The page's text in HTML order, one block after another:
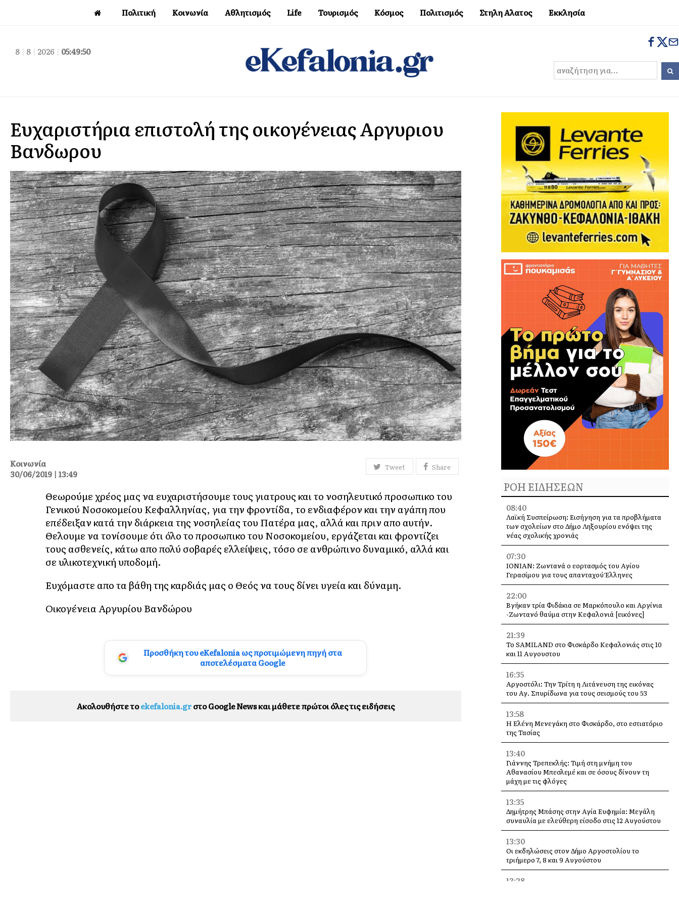
Πολιτική Κοινωνία Αθλητισμός Life Τουρισμός Κόσμος Πολιτισμός Στηλη Αλατος Εκκλησία
8 | 8 | 2026 | 05:49:50
Ευχαριστήρια επιστολή της οικογένειας Αργυριου
Βανδωρου
Tweet Share
Κοινωνία
30/06/2019 | 13:49
Θεωρούμε χρέος μας να ευχαριστήσουμε τους γιατρους και το νοσηλευτικό προσωπικο του
Γενικού Νοσοκομείου Κεφαλληνίας, για την φροντίδα, το ενδιαφέρον και την αγάπη που
επέδειξαν κατά την διάρκεια της νοσηλείας του Πατέρα μας, αλλά και πριν απο αυτήν.
Θελουμε να τονίσουμε ότι όλο το προσωπικο του Νοσοκομείου, εργάζεται και φροντίζει
τους ασθενείς, κάτω απο πολύ σοβαρές ελλείψεις, τόσο σε ανθρώπινο δυναμικό, αλλά και
σε υλικοτεχνική υποδομή.
Ευχόμαστε απο τα βάθη της καρδιάς μας ο Θεός να τους δίνει υγεία και δύναμη.
Οικογένεια Αργυρίου Βανδώρου
Προσθήκη του eKefalonia ως προτιμώμενη πηγή στα
αποτελέσματα Google
Ακολουθήστε τοekefalonia.grστο Google News και μάθετε πρώτοι όλες τις ειδήσεις
ΡΟΗ ΕΙΔΗΣΕΩΝ
08:40
Λαϊκή Συσπείρωση: Εισήγηση για τα προβλήματα
των σχολείων στο Δήμο Ληξουρίου ενόψει της
νέας σχολικής χρονιάς
07:30
IONIAN: Ζωντανά o εορτασμός του Αγίου
Γερασίμου για τους απανταχού Έλληνες
22:00
Βγήκαν τρία Φιδάκια σε Μαρκόπουλο και Αργίνια
-Ζωντανό θαύμα στην Κεφαλονιά [εικόνες]
21:39
Το SAMILAND στο Φισκάρδο Κεφαλονιάς στις 10
και 11 Αυγουστου
16:35
Αργοστόλι: Την Τρίτη η Λιτάνευση της εικόνας
του Αγ. Σπυρίδωνα για τους σεισμούς του 53
13:58
Η Ελένη Μενεγάκη στο Φισκάρδο, στο εστιατόριο
της Τασίας
13:40
Γιάννης Τρεπεκλής: Τιμή στη μνήμη του
Αθανασίου Μπεσλεμέ και σε όσους δίνουν τη
μάχη με τις φλόγες
13:35
Δημήτρης Μπάσης στην Αγία Ευφημία: Μεγάλη
συναυλία με ελεύθερη είσοδο στις 12 Αυγούστου
13:30
Οι εκδηλώσεις στον Δήμο Αργοστολίου το
τριήμερο 7, 8 και 9 Αυγούστου
13:28